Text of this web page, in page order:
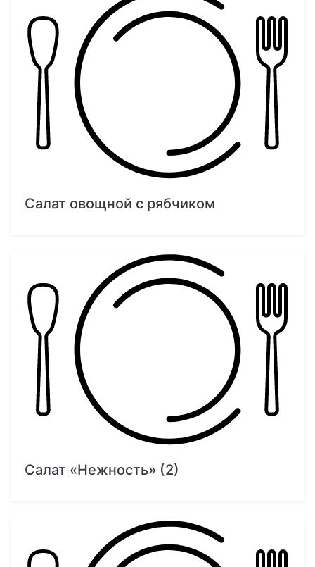
Салат овощной с рябчиком
Салат «Нежность» (2)